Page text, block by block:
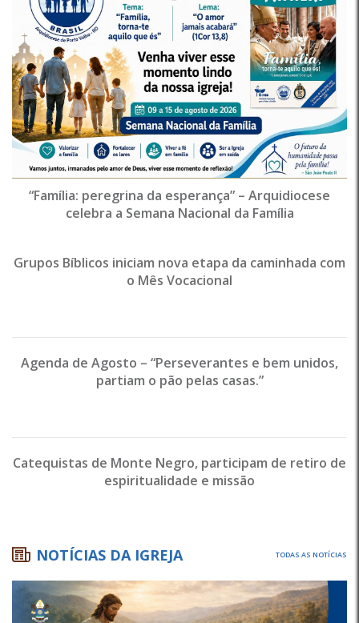
“Família: peregrina da esperança” – Arquidiocese
celebra a Semana Nacional da Família
Grupos Bíblicos iniciam nova etapa da caminhada com
o Mês Vocacional
Agenda de Agosto – “Perseverantes e bem unidos,
partiam o pão pelas casas.”
Catequistas de Monte Negro, participam de retiro de
espiritualidade e missão
NOTÍCIAS DA IGREJA TODAS AS NOTÍCIAS